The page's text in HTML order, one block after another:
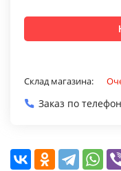
Склад магазина:
Заказ по